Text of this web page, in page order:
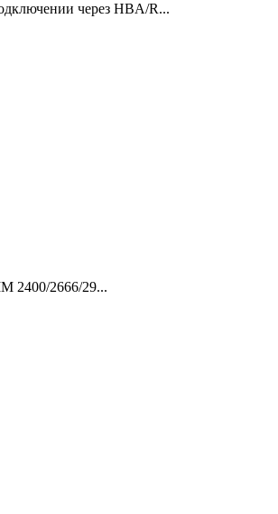
через HBA/R...
2400/2666/29...